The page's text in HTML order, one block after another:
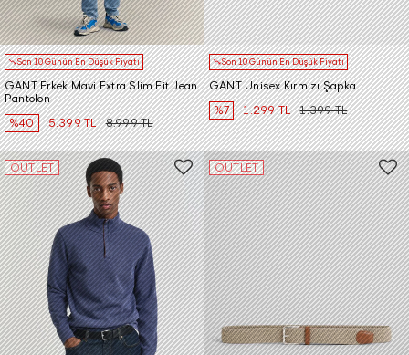
Son 10 Günün En Düşük Fiyatı
GANT Erkek Mavi Extra Slim Fit Jean
Pantolon
%40
5.399 TL 8.999 TL
Son 10 Günün En Düşük Fiyatı
GANT Unisex Kırmızı Şapka
%7
1.299 TL 1.399 TL
OUTLET OUTLET